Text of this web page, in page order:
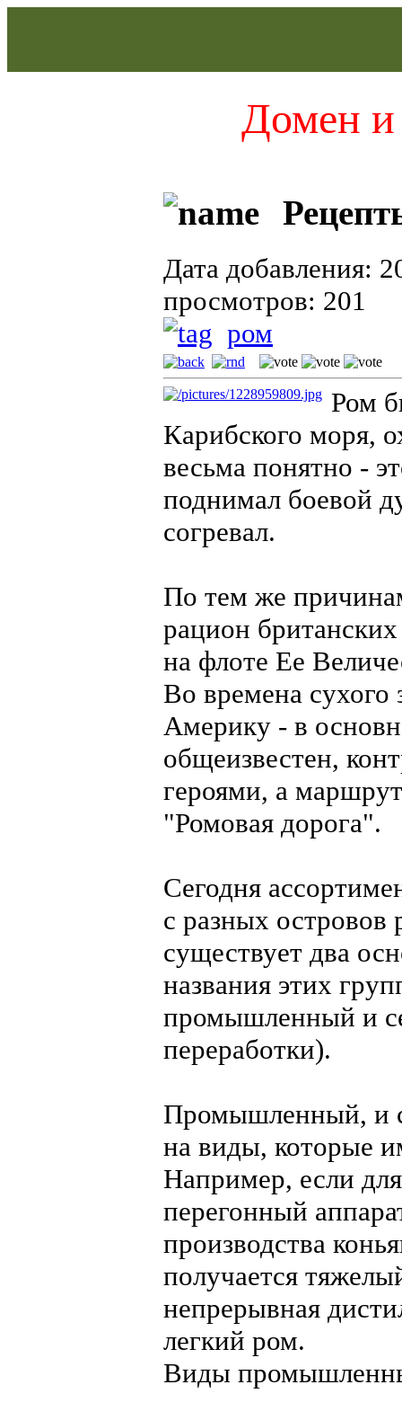
Домен и
Дата добавления:
просмотров: 201
ром
Ром
Карибского моря,
весьма понятно -
поднимал боевой
согревал.
По тем же
рацион
на флоте Ее
Во времена сухого
Америку - в
общеизвестен,
героями, а
"Ромовая дорога".
Сегодня
с разных островов
существует два
названия этих
промышленный и
переработки).
Промышленный, и
на виды, которые
Например, если
перегонный
производства
получается
непрерывная
легкий ром.
Виды